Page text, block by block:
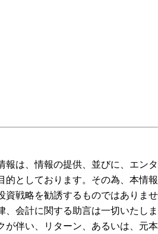
報は、情報の提供、並びに、エンタ
的としております。その為、本情報
資戦略を勧誘するものではありませ
、会計に関する助言は一切いたしま
が伴い、リターン、あるいは、元本